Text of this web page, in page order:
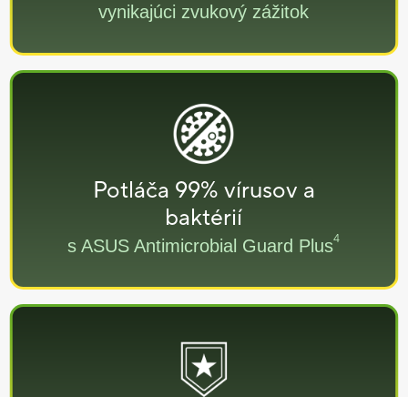
vynikajúci zvukový zážitok
Potláča 99% vírusov a
baktérií
s ASUS Antimicrobial Guard Plus4